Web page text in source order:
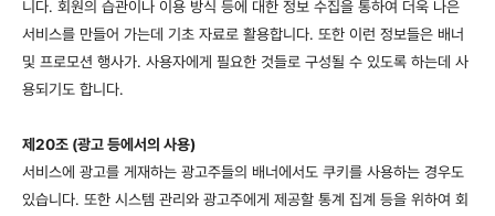
니다. 회원의 습관이나 이용 방식 등에 대한 정보 수집을 통하여 더욱 나은
서비스를 만들어 가는데 기초 자료로 활용합니다. 또한 이런 정보들은 배너
및 프로모션 행사가. 사용자에게 필요한 것들로 구성될 수 있도록 하는데 사
용되기도 합니다.
제20조 (광고 등에서의 사용)
서비스에 광고를 게재하는 광고주들의 배너에서도 쿠키를 사용하는 경우도
있습니다. 또한 시스템 관리와 광고주에게 제공할 통계 집계 등을 위하여 회